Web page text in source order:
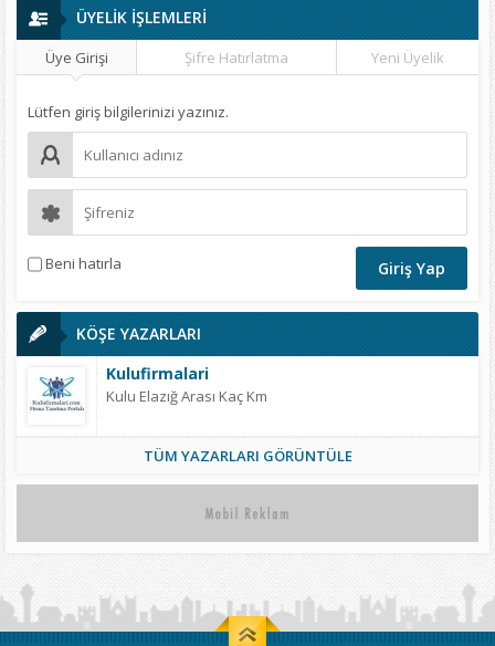
ÜYELİK İŞLEMLERİ
Üye Girişi Şifre Hatırlatma Yeni Üyelik
Lütfen giriş bilgilerinizi yazınız.
Beni hatırla
KÖŞE YAZARLARI
Kulufirmalari
Kulu Elazığ Arası Kaç Km
TÜM YAZARLARI GÖRÜNTÜLE